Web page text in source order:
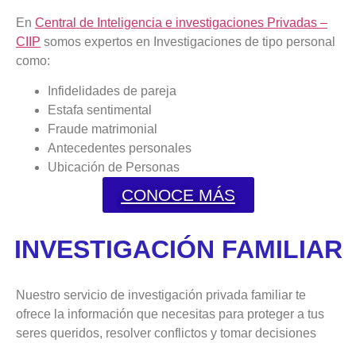
En Central de Inteligencia e investigaciones Privadas –
CIIP somos expertos en Investigaciones de tipo personal
como:
Infidelidades de pareja
Estafa sentimental
Fraude matrimonial
Antecedentes personales
Ubicación de Personas
CONOCE MÁS
INVESTIGACIÓN FAMILIAR
Nuestro servicio de investigación privada familiar te
ofrece la información que necesitas para proteger a tus
seres queridos, resolver conflictos y tomar decisiones